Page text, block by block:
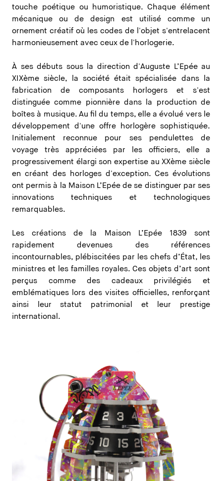
touche poétique ou humoristique. Chaque élément
mécanique ou de design est utilisé comme un
ornement créatif où les codes de l'objet s'entrelacent
harmonieusement avec ceux de l'horlogerie.
À ses débuts sous la direction d'Auguste L’Epée au
XIXème siècle, la société était spécialisée dans la
fabrication de composants horlogers et s'est
distinguée comme pionnière dans la production de
boîtes à musique. Au fil du temps, elle a évolué vers le
développement d'une offre horlogère sophistiquée.
Initialement reconnue pour ses pendulettes de
voyage très appréciées par les officiers, elle a
progressivement élargi son expertise au XXème siècle
en créant des horloges d'exception. Ces évolutions
ont permis à la Maison L’Epée de se distinguer par ses
innovations techniques et technologiques
remarquables.
Les créations de la Maison L’Epée 1839 sont
rapidement devenues des références
incontournables, plébiscitées par les chefs d’État, les
ministres et les familles royales. Ces objets d’art sont
perçus comme des cadeaux privilégiés et
emblématiques lors des visites officielles, renforçant
ainsi leur statut patrimonial et leur prestige
international.